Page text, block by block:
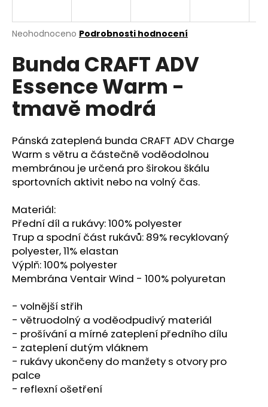
Průměrné
produktu
je
0,0
5
hvězdiček.
Neohodnoceno Podrobnosti hodnocení
Bunda CRAFT ADV
Essence Warm -
tmavě modrá
Pánská zateplená bunda CRAFT ADV Charge
Warm s větru a částečně voděodolnou
membránou je určená pro širokou škálu
sportovních aktivit nebo na volný čas.
Materiál:
Přední díl a rukávy: 100% polyester
Trup a spodní část rukávů: 89% recyklovaný
polyester, 11% elastan
Výplň: 100% polyester
Membrána Ventair Wind - 100% polyuretan
- volnější střih
- větruodolný a voděodpudivý materiál
- prošívání a mírné zateplení předního dílu
- zateplení dutým vláknem
- rukávy ukončeny do manžety s otvory pro
palce
- reflexní ošetření
j
t
?
HLEDAT
D
o
p
o
r
u
č
u
e
m
e
SAUCONY
TRIUMPH
24